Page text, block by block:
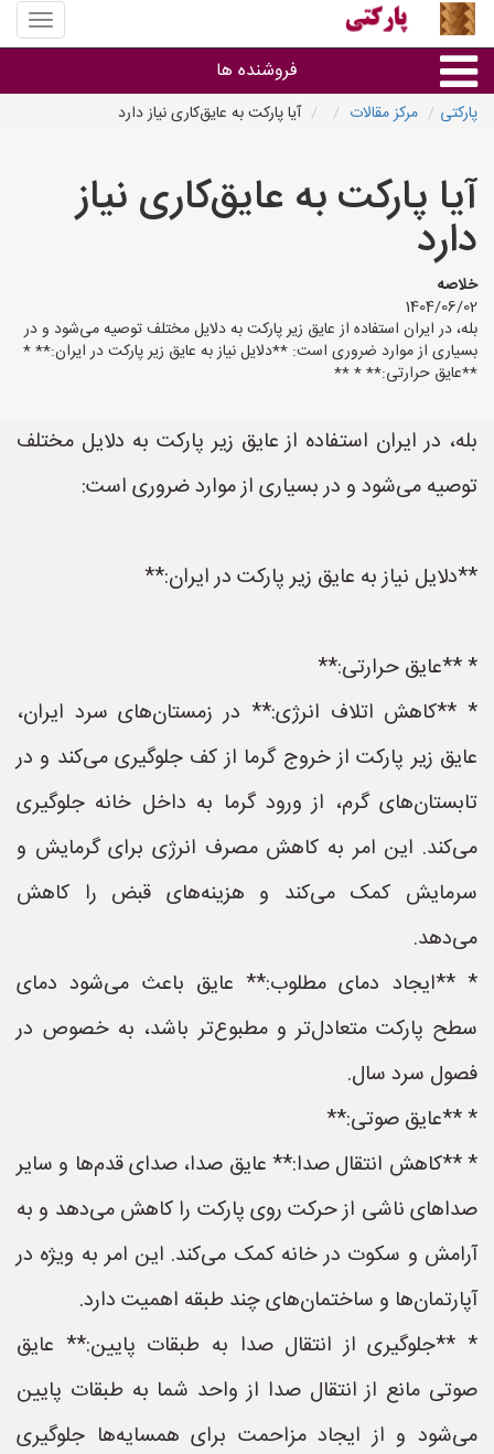
منوی
سایت
فروشنده ها
استان ها
پارکتی مرکز مقالات آیا پارکت به عایق‌کاری نیاز دارد
آیا پارکت به عایق‌کاری نیاز
دارد
خلاصه
1404/06/02
بله، در ایران استفاده از عایق زیر پارکت به دلایل مختلف توصیه می‌شود و در
بسیاری از موارد ضروری است: **دلایل نیاز به عایق زیر پارکت در ایران:** *
**عایق حرارتی:** * **
بله، در ایران استفاده از عایق زیر پارکت به دلایل مختلف
توصیه می‌شود و در بسیاری از موارد ضروری است:
**دلایل نیاز به عایق زیر پارکت در ایران:**
* **عایق حرارتی:**
* **کاهش اتلاف انرژی:** در زمستان‌های سرد ایران،
عایق زیر پارکت از خروج گرما از کف جلوگیری می‌کند و در
تابستان‌های گرم، از ورود گرما به داخل خانه جلوگیری
می‌کند. این امر به کاهش مصرف انرژی برای گرمایش و
سرمایش کمک می‌کند و هزینه‌های قبض را کاهش
می‌دهد.
* **ایجاد دمای مطلوب:** عایق باعث می‌شود دمای
سطح پارکت متعادل‌تر و مطبوع‌تر باشد، به خصوص در
فصول سرد سال.
* **عایق صوتی:**
* **کاهش انتقال صدا:** عایق صدا، صدای قدم‌ها و سایر
صداهای ناشی از حرکت روی پارکت را کاهش می‌دهد و به
آرامش و سکوت در خانه کمک می‌کند. این امر به ویژه در
آپارتمان‌ها و ساختمان‌های چند طبقه اهمیت دارد.
* **جلوگیری از انتقال صدا به طبقات پایین:** عایق
صوتی مانع از انتقال صدا از واحد شما به طبقات پایین
می‌شود و از ایجاد مزاحمت برای همسایه‌ها جلوگیری